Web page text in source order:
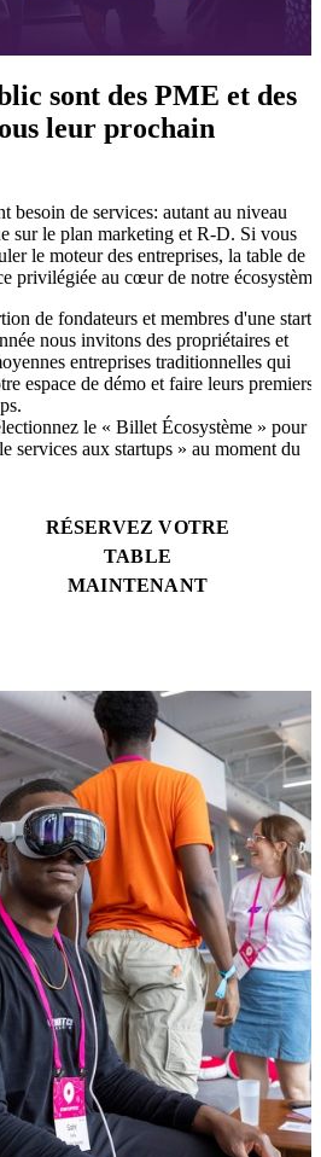
sont des PME et des
leur prochain
besoin de services: autant au niveau
sur le plan marketing et R-D. Si vous
le moteur des entreprises, la table de
privilégiée au cœur de notre
de fondateurs et membres d'une
nous invitons des propriétaires et
entreprises traditionnelles qui
espace de démo et faire leurs premiers
le « Billet Écosystème » pour
services aux startups » au moment du
RÉSERVEZ VOTRE
TABLE
MAINTENANT